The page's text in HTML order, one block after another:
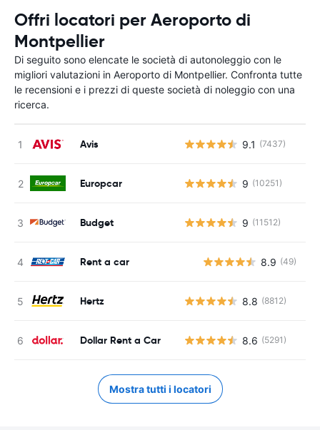
Offri locatori per Aeroporto di
Montpellier
Di seguito sono elencate le società di autonoleggio con le
migliori valutazioni in Aeroporto di Montpellier. Confronta tutte
le recensioni e i prezzi di queste società di noleggio con una
ricerca.
Avis 9.1 (7437)
Europcar 9 (10251)
Budget 9 (11512)
Rent a car 8.9 (49)
Hertz 8.8 (8812)
Dollar Rent a Car 8.6 (5291)
Mostra tutti i locatori